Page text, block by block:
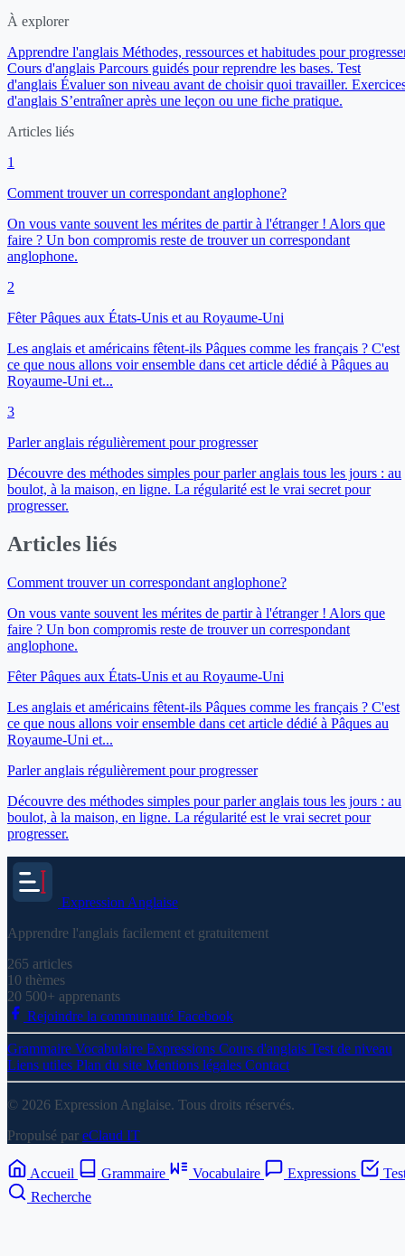
À explorer
Apprendre l'anglais Méthodes, ressources et habitudes pour
Cours d'anglais Parcours guidés pour reprendre les bases. Test
d'anglais Évaluer son niveau avant de choisir quoi travailler.
d'anglais S’entraîner après une leçon ou une fiche pratique.
Articles liés
1
Comment trouver un correspondant anglophone?
On vous vante souvent les mérites de partir à l'étranger ! Alors que
faire ? Un bon compromis reste de trouver un correspondant
anglophone.
2
Fêter Pâques aux États-Unis et au Royaume-Uni
Les anglais et américains fêtent-ils Pâques comme les français ? C'est
ce que nous allons voir ensemble dans cet article dédié à Pâques au
Royaume-Uni et...
3
Parler anglais régulièrement pour progresser
Découvre des méthodes simples pour parler anglais tous les jours : au
boulot, à la maison, en ligne. La régularité est le vrai secret pour
progresser.
Articles liés
Comment trouver un correspondant anglophone?
On vous vante souvent les mérites de partir à l'étranger ! Alors que
faire ? Un bon compromis reste de trouver un correspondant
anglophone.
Fêter Pâques aux États-Unis et au Royaume-Uni
Les anglais et américains fêtent-ils Pâques comme les français ? C'est
ce que nous allons voir ensemble dans cet article dédié à Pâques au
Royaume-Uni et...
Parler anglais régulièrement pour progresser
Découvre des méthodes simples pour parler anglais tous les jours : au
boulot, à la maison, en ligne. La régularité est le vrai secret pour
progresser.
Expression Anglaise
Apprendre l'anglais facilement et gratuitement
265 articles
10 thèmes
20 500+ apprenants
Rejoindre la communauté Facebook
Grammaire Vocabulaire Expressions Cours d'anglais Test de niveau
Liens utiles Plan du site Mentions légales Contact
© 2026 Expression Anglaise. Tous droits réservés.
Propulsé par eClaud IT
Accueil Grammaire Vocabulaire Expressions
Recherche